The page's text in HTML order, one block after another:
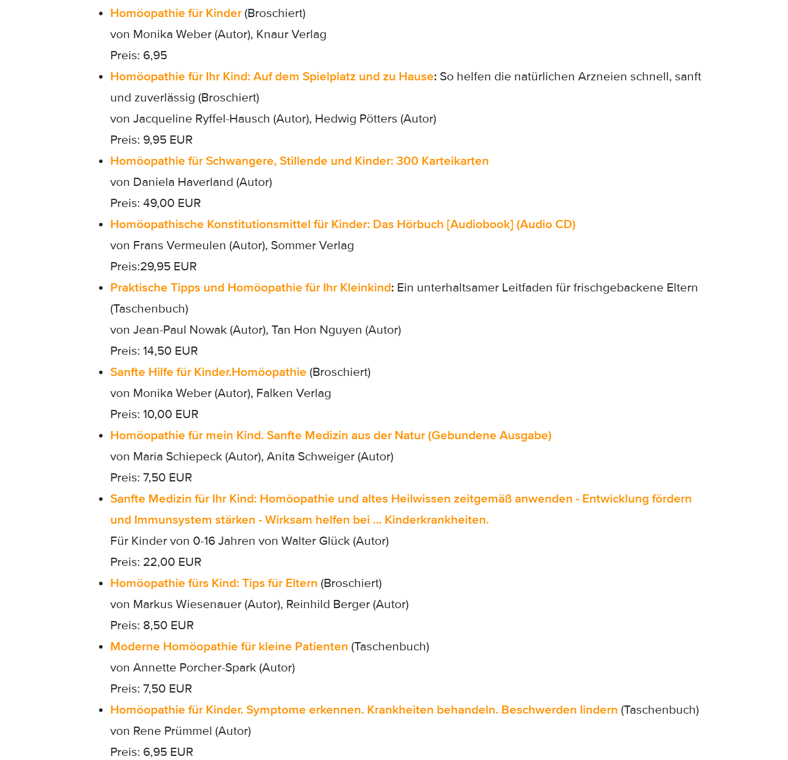
Homöopathie für Kinder(Broschiert)
von Monika Weber (Autor), Knaur Verlag
Preis: 6,95
Homöopathie für Ihr Kind: Auf dem Spielplatz und zu Hause: So helfen die natürlichen Arzneien schnell, sanft
und zuverlässig (Broschiert)
von Jacqueline Ryffel-Hausch (Autor), Hedwig Pötters (Autor)
Preis: 9,95 EUR
Homöopathie für Schwangere, Stillende und Kinder: 300 Karteikarten
von Daniela Haverland (Autor)
Preis: 49,00 EUR
Homöopathische Konstitutionsmittel für Kinder: Das Hörbuch [Audiobook] (Audio CD)
von Frans Vermeulen (Autor), Sommer Verlag
Preis:29,95 EUR
Praktische Tipps und Homöopathie für Ihr Kleinkind: Ein unterhaltsamer Leitfaden für frischgebackene Eltern
(Taschenbuch)
von Jean-Paul Nowak (Autor), Tan Hon Nguyen (Autor)
Preis: 14,50 EUR
Sanfte Hilfe für Kinder.Homöopathie (Broschiert)
von Monika Weber (Autor), Falken Verlag
Preis: 10,00 EUR
Homöopathie für mein Kind. Sanfte Medizin aus der Natur (Gebundene Ausgabe)
von Maria Schiepeck (Autor), Anita Schweiger (Autor)
Preis: 7,50 EUR
Sanfte Medizin für Ihr Kind: Homöopathie und altes Heilwissen zeitgemäß anwenden - Entwicklung fördern
und Immunsystem stärken - Wirksam helfen bei ... Kinderkrankheiten.
Für Kinder von 0-16 Jahren von Walter Glück (Autor)
Preis: 22,00 EUR
Homöopathie fürs Kind: Tips für Eltern (Broschiert)
von Markus Wiesenauer (Autor), Reinhild Berger (Autor)
Preis: 8,50 EUR
Moderne Homöopathie für kleine Patienten (Taschenbuch)
von Annette Porcher-Spark (Autor)
Preis: 7,50 EUR
Homöopathie für Kinder. Symptome erkennen. Krankheiten behandeln. Beschwerden lindern (Taschenbuch)
von Rene Prümmel (Autor)
Preis: 6,95 EUR